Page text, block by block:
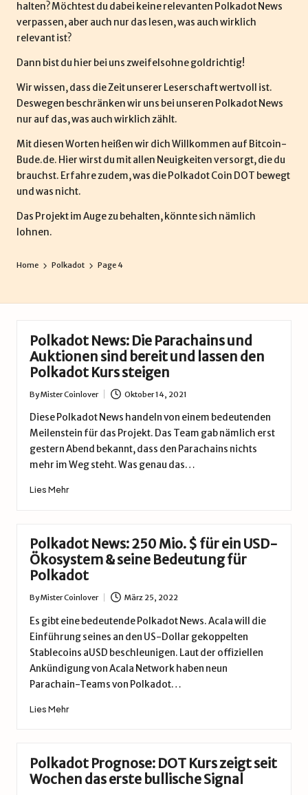
halten? Möchtest du dabei keine relevanten Polkadot News
verpassen, aber auch nur das lesen, was auch wirklich
relevant ist?
Dann bist du hier bei uns zweifelsohne goldrichtig!
Wir wissen, dass die Zeit unserer Leserschaft wertvoll ist.
Deswegen beschränken wir uns bei unseren Polkadot News
nur auf das, was auch wirklich zählt.
Mit diesen Worten heißen wir dich Willkommen auf Bitcoin-
Bude.de. Hier wirst du mit allen Neuigkeiten versorgt, die du
brauchst. Erfahre zudem, was die Polkadot Coin DOT bewegt
und was nicht.
Das Projekt im Auge zu behalten, könnte sich nämlich
lohnen.
Home Polkadot Page 4
Polkadot News: Die Parachains und
Auktionen sind bereit und lassen den
Polkadot Kurs steigen
Posted
by
ByMister Coinlover Oktober 14, 2021
Diese Polkadot News handeln von einem bedeutenden
Meilenstein für das Projekt. Das Team gab nämlich erst
gestern Abend bekannt, dass den Parachains nichts
mehr im Weg steht. Was genau das…
Lies Mehr
Polkadot News: 250 Mio. $ für ein USD-
Ökosystem & seine Bedeutung für
Polkadot
Posted
by
ByMister Coinlover März 25, 2022
Es gibt eine bedeutende Polkadot News. Acala will die
Einführung seines an den US-Dollar gekoppelten
Stablecoins aUSD beschleunigen. Laut der offiziellen
Ankündigung von Acala Network haben neun
Parachain-Teams von Polkadot…
Lies Mehr
Polkadot Prognose: DOT Kurs zeigt seit
Wochen das erste bullische Signal